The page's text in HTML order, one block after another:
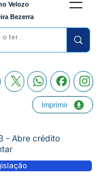
Velozo
Bezerra
Imprimir
- Abre crédito